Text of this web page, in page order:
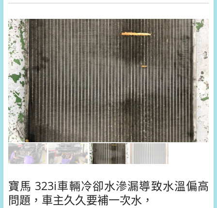
寶馬 323i車輛冷卻水滲漏導致水溫偏高
問題，車主久久要補一次水，